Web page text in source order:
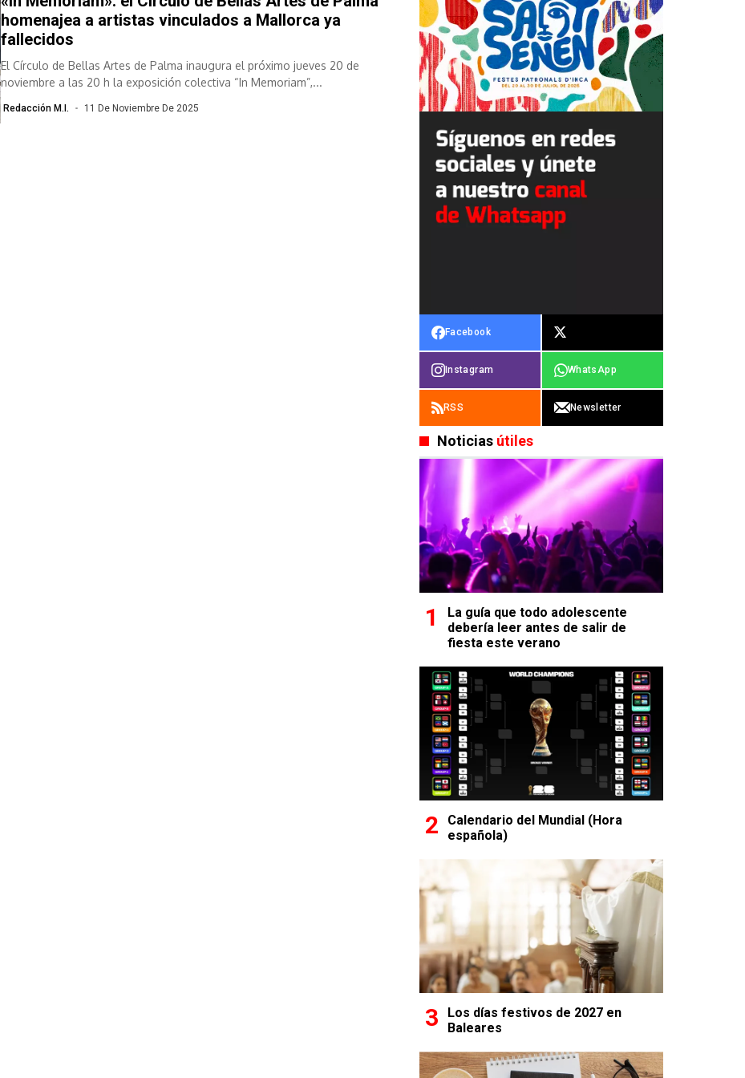
homenajea a artistas vinculados a Mallorca ya
fallecidos
El Círculo de Bellas Artes de Palma inaugura el próximo jueves 20 de
noviembre a las 20 h la exposición colectiva “In Memoriam”,...
Redacción M.I. 11 De Noviembre De 2025
Facebook
Instagram WhatsApp
RSS Newsletter
Noticias útiles
La guía que todo adolescente
debería leer antes de salir de
fiesta este verano
Calendario del Mundial (Hora
española)
Los días festivos de 2027 en
Baleares